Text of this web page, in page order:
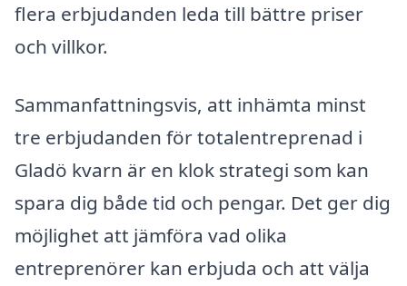
flera erbjudanden leda till bättre priser
och villkor.
Sammanfattningsvis, att inhämta minst
tre erbjudanden för totalentreprenad i
Gladö kvarn är en klok strategi som kan
spara dig både tid och pengar. Det ger dig
möjlighet att jämföra vad olika
entreprenörer kan erbjuda och att välja